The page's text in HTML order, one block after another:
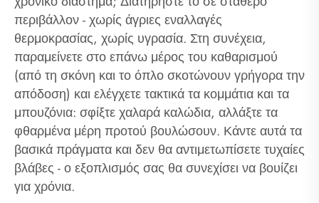
περιβάλλον - χωρίς άγριες εναλλαγές
θερμοκρασίας, χωρίς υγρασία. Στη συνέχεια,
παραμείνετε στο επάνω μέρος του καθαρισμού
(από τη σκόνη και το όπλο σκοτώνουν γρήγορα την
απόδοση) και ελέγχετε τακτικά τα κομμάτια και τα
μπουζόνια: σφίξτε χαλαρά καλώδια, αλλάξτε τα
φθαρμένα μέρη προτού βουλώσουν. Κάντε αυτά τα
βασικά πράγματα και δεν θα αντιμετωπίσετε τυχαίες
βλάβες - ο εξοπλισμός σας θα συνεχίσει να βουίζει
για χρόνια.